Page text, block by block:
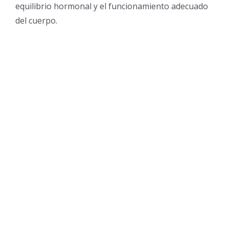
equilibrio hormonal y el funcionamiento adecuado
del cuerpo.